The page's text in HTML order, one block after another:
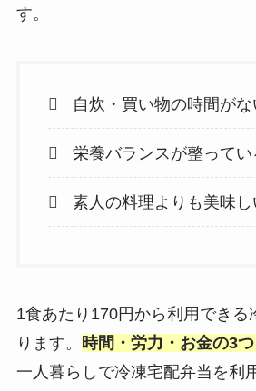
す。
自炊・買い物の時間がな
栄養バランスが整ってい
素人の料理よりも美味し
1食あたり170円から利用できる
ります。 時間・労力・お金の3
一人暮らしで冷凍宅配弁当を利